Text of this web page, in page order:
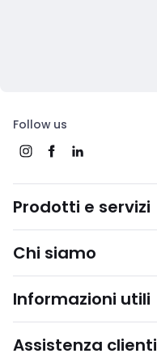
Follow us
Prodotti e servizi
Chi siamo
Informazioni utili
Assistenza clienti